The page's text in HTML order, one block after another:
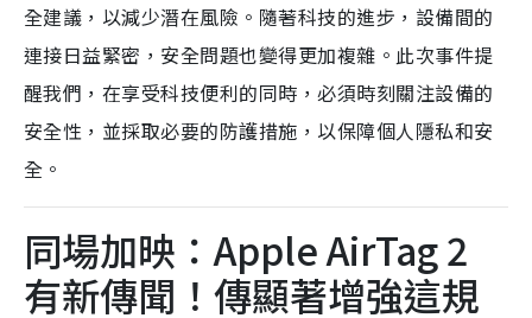
全建議，以減少潛在風險。隨著科技的進步，設備間的
連接日益緊密，安全問題也變得更加複雜。此次事件提
醒我們，在享受科技便利的同時，必須時刻關注設備的
安全性，並採取必要的防護措施，以保障個人隱私和安
全。
同場加映： Apple AirTag 2
有新傳聞！傳顯著增強這規